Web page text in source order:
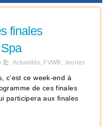
finales
Actualités, FVWB, Jeunes
c’est ce week-end à
de ces finales
participera aux finales